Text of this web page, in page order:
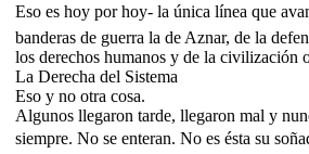
Eso es hoy por hoy- la única línea que
banderas de guerra la de Aznar, de la
los derechos humanos y de la civilización
La Derecha del Sistema
Eso y no otra cosa.
Algunos llegaron tarde, llegaron mal y
siempre. No se enteran. No es ésta su